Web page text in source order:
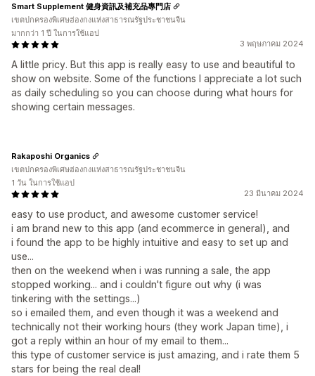
3 พฤษภาคม 2024
A little pricy. But this app is really easy to use and beautiful to
show on website. Some of the functions I appreciate a lot such
as daily scheduling so you can choose during what hours for
showing certain messages.
Smart Supplement 健身資訊及補充品專門店
เขตปกครองพิเศษฮ่องกงแห่งสาธารณรัฐประชาชนจีน
มากกว่า 1 ปี ในการใช้แอป
23 มีนาคม 2024
easy to use product, and awesome customer service!
i am brand new to this app (and ecommerce in general), and
i found the app to be highly intuitive and easy to set up and
use...
then on the weekend when i was running a sale, the app
stopped working... and i couldn't figure out why (i was
tinkering with the settings...)
so i emailed them, and even though it was a weekend and
technically not their working hours (they work Japan time), i
got a reply within an hour of my email to them...
this type of customer service is just amazing, and i rate them 5
stars for being the real deal!
Rakaposhi Organics
เขตปกครองพิเศษฮ่องกงแห่งสาธารณรัฐประชาชนจีน
1 วัน ในการใช้แอป